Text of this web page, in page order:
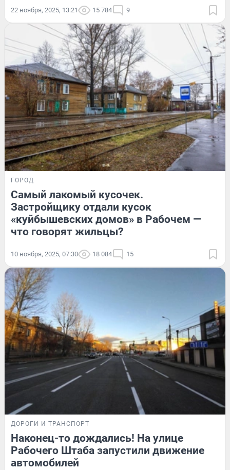
22 ноября, 2025, 13:21 15 784 9
ГОРОД
Самый лакомый кусочек.
Застройщику отдали кусок
«куйбышевских домов» в Рабочем —
что говорят жильцы?
10 ноября, 2025, 07:30 18 084 15
ДОРОГИ И ТРАНСПОРТ
Наконец-то дождались! На улице
Рабочего Штаба запустили движение
автомобилей